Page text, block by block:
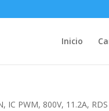
Inicio
IC PWM, 800V, 11.2A,